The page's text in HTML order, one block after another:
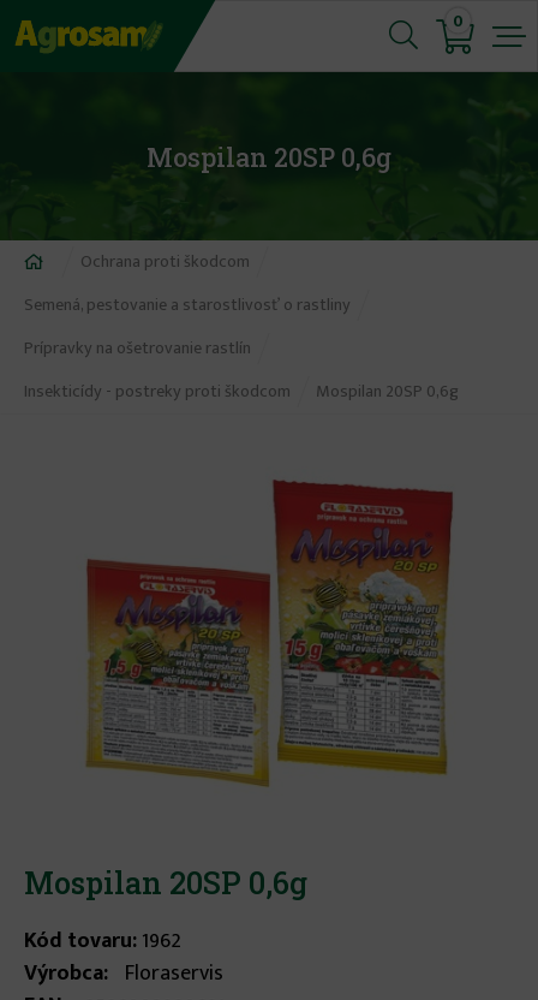
Jump
to
0
Mospilan 20SP 0,6g
Nachádzate
sa
tu
Ochrana proti škodcom
Semená, pestovanie a starostlivosť o rastliny
Prípravky na ošetrovanie rastlín
Insekticídy - postreky proti škodcom
Mospilan 20SP 0,6g
Mospilan 20SP 0,6g
Kód tovaru:1962
Výrobca: Floraservis